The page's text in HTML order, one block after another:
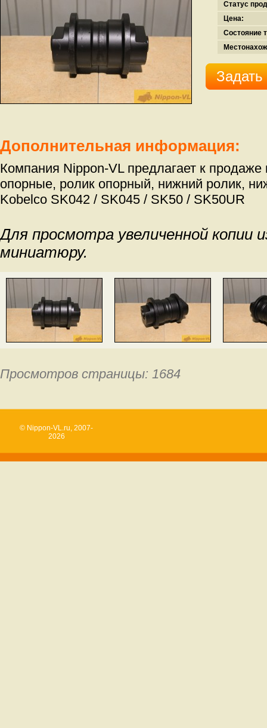
Статус
Цена:
Состояние
Задать
Дополнительная информация:
Компания Nippon-VL предлагает к продаже
опорные, ролик опорный, нижний ролик,
Kobelco SK042 / SK045 / SK50 / SK50UR
Для просмотра увеличенной копии
миниатюру.
Просмотров страницы: 1684
© Nippon-VL.ru, 2007-
2026